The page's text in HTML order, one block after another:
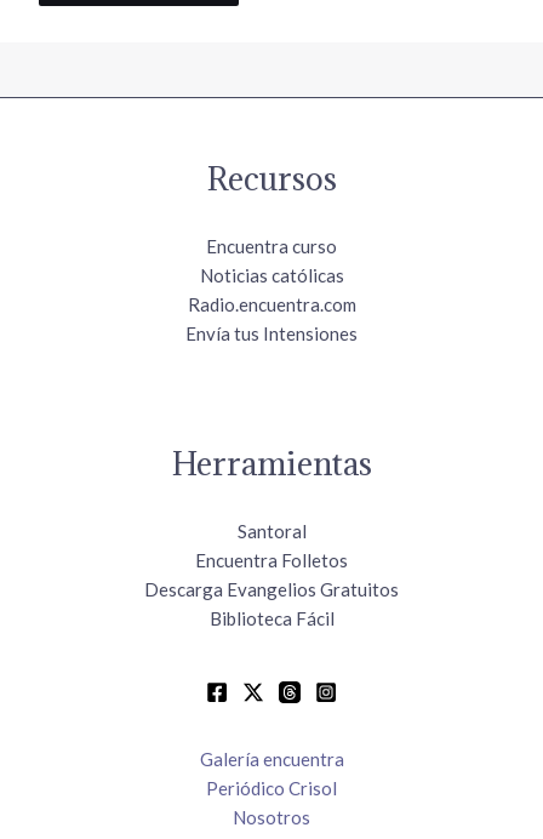
Recursos
Encuentra curso
Noticias católicas
Radio.encuentra.com
Envía tus Intensiones
Herramientas
Santoral
Encuentra Folletos
Descarga Evangelios Gratuitos
Biblioteca Fácil
Galería encuentra
Periódico Crisol
Nosotros